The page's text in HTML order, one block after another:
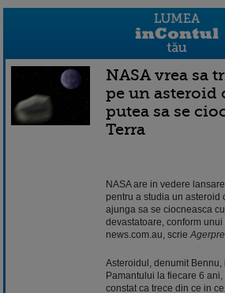
NASA vrea sa
pe un asteroid
putea sa se
Terra
NASA are in vedere
pentru a studia un asteroid
ajunga sa se ciocneasca
devastatoare, conform
news.com.au, scrie
Asteroidul, denumit Bennu,
Pamantului la fiecare 6
constat ca trece din ce in